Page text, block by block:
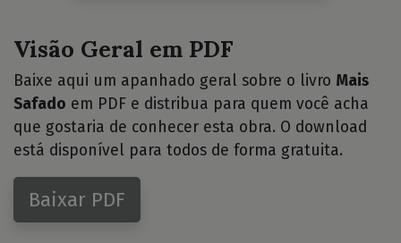
Visão Geral em PDF
Baixe aqui um apanhado geral sobre o livro Mais
Safado em PDF e distribua para quem você acha
que gostaria de conhecer esta obra. O download
está disponível para todos de forma gratuita.
Baixar PDF